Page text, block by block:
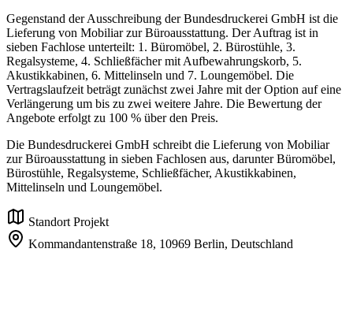
Gegenstand der Ausschreibung der Bundesdruckerei GmbH ist die
Lieferung von Mobiliar zur Büroausstattung. Der Auftrag ist in
sieben Fachlose unterteilt: 1. Büromöbel, 2. Bürostühle, 3.
Regalsysteme, 4. Schließfächer mit Aufbewahrungskorb, 5.
Akustikkabinen, 6. Mittelinseln und 7. Loungemöbel. Die
Vertragslaufzeit beträgt zunächst zwei Jahre mit der Option auf eine
Verlängerung um bis zu zwei weitere Jahre. Die Bewertung der
Angebote erfolgt zu 100 % über den Preis.
Die Bundesdruckerei GmbH schreibt die Lieferung von Mobiliar
zur Büroausstattung in sieben Fachlosen aus, darunter Büromöbel,
Bürostühle, Regalsysteme, Schließfächer, Akustikkabinen,
Mittelinseln und Loungemöbel.
Standort Projekt
Kommandantenstraße 18, 10969 Berlin, Deutschland